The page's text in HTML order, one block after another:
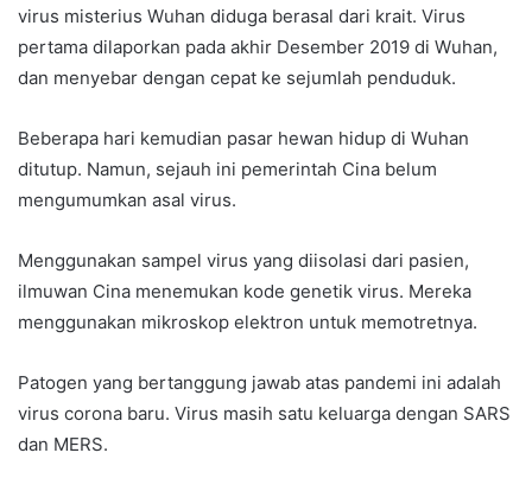
virus misterius Wuhan diduga berasal dari krait. Virus
pertama dilaporkan pada akhir Desember 2019 di Wuhan,
dan menyebar dengan cepat ke sejumlah penduduk.
Beberapa hari kemudian pasar hewan hidup di Wuhan
ditutup. Namun, sejauh ini pemerintah Cina belum
mengumumkan asal virus.
Menggunakan sampel virus yang diisolasi dari pasien,
ilmuwan Cina menemukan kode genetik virus. Mereka
menggunakan mikroskop elektron untuk memotretnya.
Patogen yang bertanggung jawab atas pandemi ini adalah
virus corona baru. Virus masih satu keluarga dengan SARS
dan MERS.